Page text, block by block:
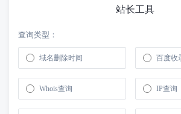
站长工具
查询类型：
域名删除时间 百度收
Whois查询 IP查询